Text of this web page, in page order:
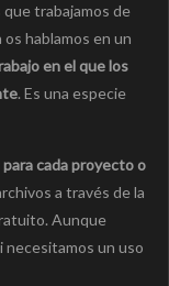
trabajamos de
hablamos en un
en el que los
. Es una especie
para cada proyecto o
a través de la
Aunque
necesitamos un uso